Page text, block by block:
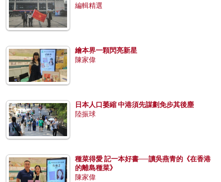
編輯精選
繪本界一顆閃亮新星
陳家偉
日本人口萎縮 中港須先謀劃免步其後塵
陸振球
種菜得愛 記一本好書──讀吳燕青的《在香港
的離島種菜》
陳家偉